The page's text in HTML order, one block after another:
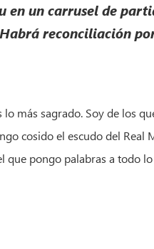
en un carrusel de
reconciliación
más sagrado. Soy de los
cosido el escudo del Real
pongo palabras a todo